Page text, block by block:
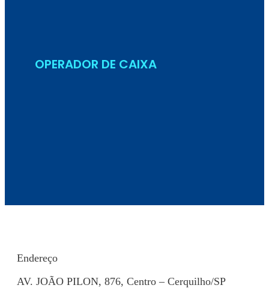
OPERADOR DE CAIXA
Endereço
AV. JOÃO PILON, 876, Centro – Cerquilho/SP